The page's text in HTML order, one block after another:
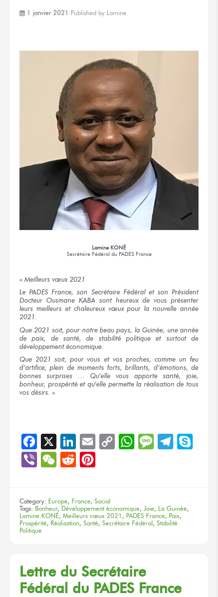
1 janvier 2021 Published by Lamine
Lamine KONÉ
Secrétaire Fédéral du PADES France
« Meilleurs vœux 2021
Le PADES France, son Secrétaire Fédéral et son Président
Docteur Ousmane KABA sont heureux de vous présenter
leurs meilleurs et chaleureux vœux pour la nouvelle année
2021.
Que 2021 soit, pour notre beau pays, la Guinée, une année
de paix, de santé, de stabilité politique et surtout de
développement économique.
Que 2021 soit, pour vous et vos proches, comme un feu
d’artifice, plein de moments forts, brillants, d’émotions, de
bonnes surprises … Qu’elle vous apporte santé, joie,
bonheur, prospérité et qu’elle permette la réalisation de tous
vos désirs. »
Facebook
X LinkedIn
EmailCopyWhatsApp
Message
ViberWeChat
Reddit
Category: Europe, France, Social
Tags: Bonheur, Développement économique, Joie, La Guinée,
Lamine KONÉ, Meilleurs vœux 2021 , PADES France, Paix,
Prospérité, Réalisation, Santé, Secrétaire Fédéral, Stabilité
Politique
Lettre du Secrétaire
Fédéral du PADES France